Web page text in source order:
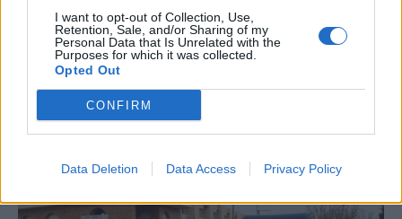
I want to opt-out of Collection, Use,
Retention, Sale, and/or Sharing of my
Personal Data that Is Unrelated with the
Purposes for which it was collected.
Opted Out
CONFIRM
Data Deletion Data Access Privacy Policy
d’Amposta”
31 de juliol de 2026